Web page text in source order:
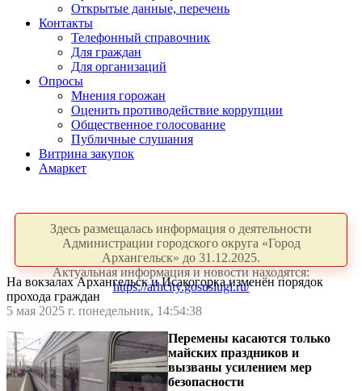
Открытые данные, перечень
Контакты
Телефонный справочник
Для граждан
Для организаций
Опросы
Мнения горожан
Оценить противодействие коррупции
Общественное голосование
Публичные слушания
Витрина закупок
Амаркет
Здесь размещалась информация о деятельности
Администрации городского округа «Город
Архангельск» до 31.12.2025.
Актуальная информация и новости находятся:
https://arhcity.gosuslugi.ru/
На вокзалах Архангельск и Исакогорка изменён порядок
прохода граждан
5 мая 2025 г. понедельник, 14:54:38
Перемены касаются только
майских праздников и
вызваны усилением мер
безопасности